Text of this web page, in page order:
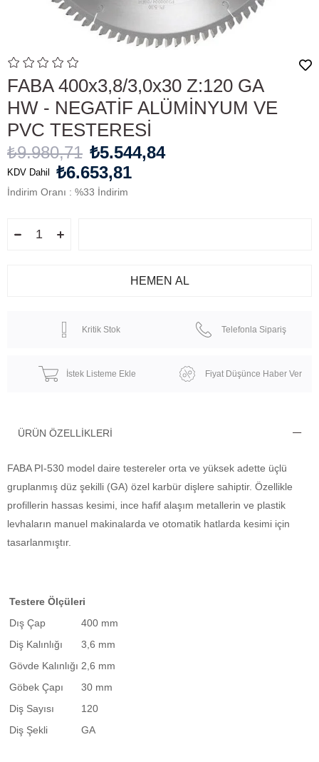
FABA 400x3,8/3,0x30 Z:120 GA
HW - NEGATİF ALÜMİNYUM VE
PVC TESTERESİ
₺9.980,71 ₺5.544,84
KDV Dahil ₺6.653,81
İndirim Oranı : %33 İndirim
Kritik Stok Telefonla Sipariş
İstek Listeme Ekle Fiyat Düşünce Haber Ver
ÜRÜN ÖZELLIKLERI
FABA PI-530 model daire testereler orta ve yüksek adette üçlü
gruplanmış düz şekilli (GA) özel karbür dişlere sahiptir. Özellikle
profillerin hassas kesimi, ince hafif alaşım metallerin ve plastik
levhaların manuel makinalarda ve otomatik hatlarda kesimi için
tasarlanmıştır.
Testere Ölçüleri
Dış Çap
400 mm
Diş Kalınlığı
3,6 mm
Gövde Kalınlığı 2,6 mm
Göbek Çapı
30 mm
Diş Sayısı
120
Diş Şekli
GA